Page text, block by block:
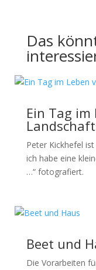
Das
Ein Tag
Peter Kickhefel
ich habe eine
…“ fotografiert.
Beet und
Die Vorarbeiten